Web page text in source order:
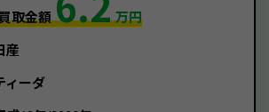
取金額 万円
産
ィーダ